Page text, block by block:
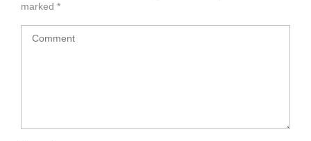
marked *